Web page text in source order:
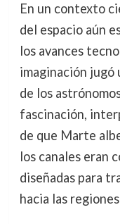
En un contexto
del espacio aún
los avances
imaginación jugó
de los
fascinación,
de que Marte
los canales eran
diseñadas para
hacia las